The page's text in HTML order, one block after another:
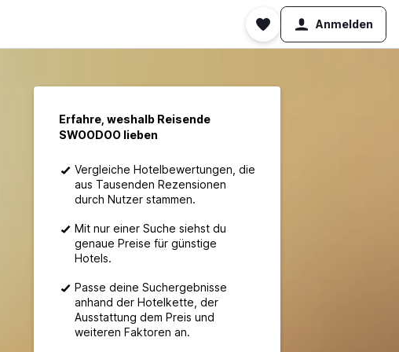
Anmelden
Erfahre, weshalb Reisende
SWOODOO lieben
Vergleiche Hotelbewertungen, die
aus Tausenden Rezensionen
durch Nutzer stammen.
Mit nur einer Suche siehst du
genaue Preise für günstige
Hotels.
Passe deine Suchergebnisse
anhand der Hotelkette, der
Ausstattung dem Preis und
weiteren Faktoren an.